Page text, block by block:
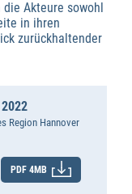
Akteure sowohl
in ihren
zurückhaltender
Region Hannover
PDF 4MB